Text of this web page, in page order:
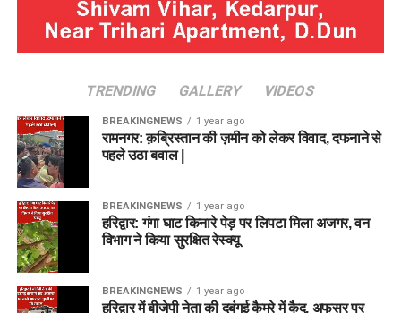
TRENDING GALLERY VIDEOS
BREAKINGNEWS 1 year ago
रामनगर: क़ब्रिस्तान की ज़मीन को लेकर विवाद, दफनाने से
पहले उठा बवाल |
BREAKINGNEWS 1 year ago
हरिद्वार: गंगा घाट किनारे पेड़ पर लिपटा मिला अजगर, वन
विभाग ने किया सुरक्षित रेस्क्यू
BREAKINGNEWS 1 year ago
हरिद्वार में बीजेपी नेता की दबंगई कैमरे में कैद, अफसर पर